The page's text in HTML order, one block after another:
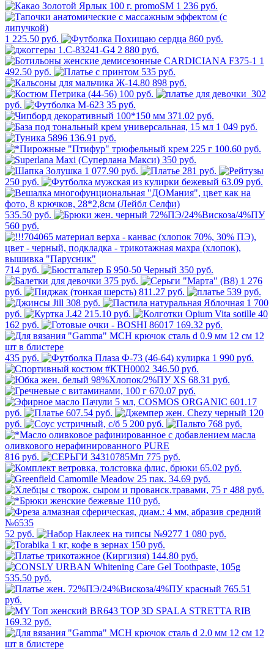
1 236 руб.
1 225.50 руб.
860 руб.
2 880 руб.
1
492.50 руб.
535 руб.
898 руб.
100 руб.
302
руб.
35 руб.
371.02 руб.
1 049 руб.
136.91 руб.
100.60 руб.
350 руб.
1 077.90 руб.
281 руб.
250 руб.
63.09 руб.
535.50 руб.
560 руб.
714 руб.
350 руб.
375 руб.
1 276
руб.
811.27 руб.
539 руб.
308 руб.
1 700
руб.
215.10 руб.
162 руб.
169.32 руб.
435 руб.
1 990 руб.
346.50 руб.
68.31 руб.
670.07 руб.
601.17
руб.
607.54 руб.
120
руб.
5 200 руб. 768 руб.
816 руб.
775 руб.
65.02 руб.
34.69 руб.
488 руб.
110 руб.
52 руб.
1 080 руб.
150 руб.
144.80 руб.
535.50 руб.
765.51
руб.
169.32 руб.